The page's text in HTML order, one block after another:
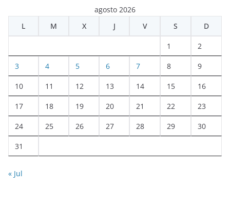
agosto 2026
L
M X J V S D
1 2
3 4 5 6 7 8 9
10 11 12 13 14 15 16
17 18 19 20 21 22 23
24 25 26 27 28 29 30
31
« Jul